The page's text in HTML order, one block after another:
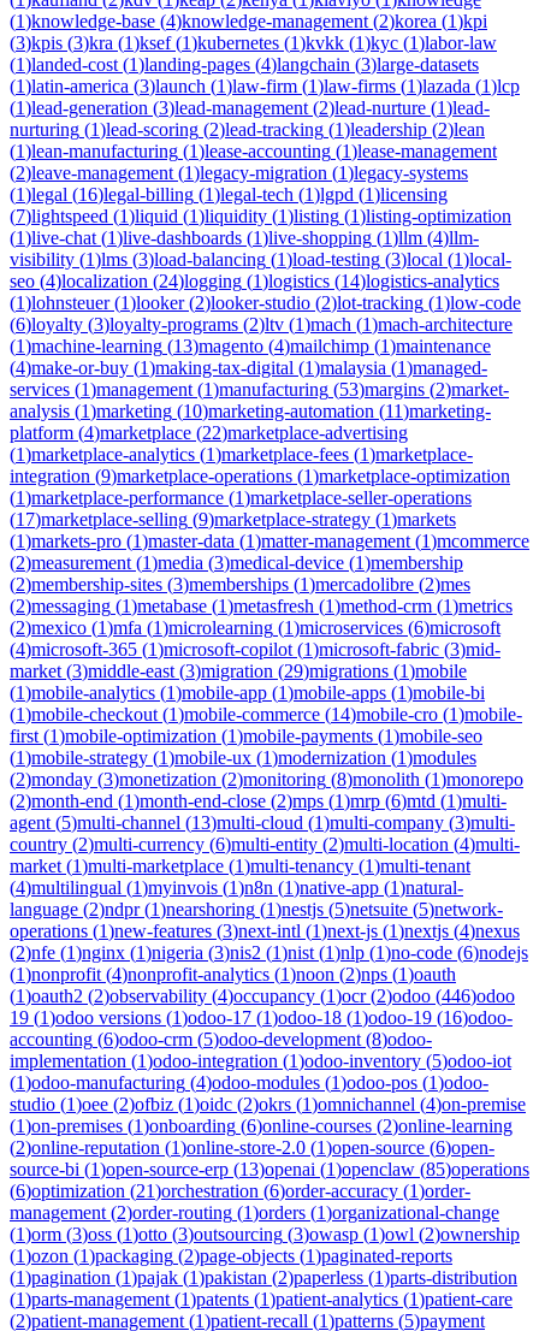
(1)knowledge-base (4)knowledge-management (2)korea (1)kpi
(3)kpis (3)kra (1)ksef(1)kubernetes (1)kvkk (1)kyc (1)labor-law
(1)landed-cost (1)landing-pages (4)langchain (3)large-datasets
(1)latin-america (3)launch (1)law-firm (1)law-firms (1)lazada (1)lcp
(1)lead-generation (3)lead-management (2)lead-nurture (1)lead-
nurturing (1)lead-scoring (2)lead-tracking (1)leadership (2)lean
(1)lean-manufacturing (1)lease-accounting (1)lease-management
(2)leave-management (1)legacy-migration (1)legacy-systems
(1)legal (16)legal-billing (1)legal-tech (1)lgpd (1)licensing
(7)lightspeed (1)liquid (1)liquidity (1)listing (1)listing-optimization
(1)live-chat (1)live-dashboards (1)live-shopping (1)llm (4)llm-
visibility (1)lms (3)load-balancing (1)load-testing (3)local (1)local-
seo (4)localization (24)logging (1)logistics (14)logistics-analytics
(1)lohnsteuer(1)looker(2)looker-studio (2)lot-tracking (1)low-code
(6)loyalty (3)loyalty-programs (2)ltv (1)mach (1)mach-architecture
(1)machine-learning (13)magento (4)mailchimp (1)maintenance
(4)make-or-buy (1)making-tax-digital (1)malaysia (1)managed-
services (1)management (1)manufacturing (53)margins (2)market-
analysis (1)marketing (10)marketing-automation (11)marketing-
platform (4)marketplace (22)marketplace-advertising
(1)marketplace-analytics (1)marketplace-fees (1)marketplace-
integration (9)marketplace-operations (1)marketplace-optimization
(1)marketplace-performance (1)marketplace-seller-operations
(17)marketplace-selling (9)marketplace-strategy (1)markets
(1)markets-pro (1)master-data (1)matter-management (1)mcommerce
(2)measurement (1)media (3)medical-device (1)membership
(2)membership-sites (3)memberships (1)mercadolibre (2)mes
(2)messaging (1)metabase (1)metasfresh (1)method-crm (1)metrics
(2)mexico (1)mfa (1)microlearning (1)microservices (6)microsoft
(4)microsoft-365 (1)microsoft-copilot (1)microsoft-fabric (3)mid-
market (3)middle-east (3)migration (29)migrations (1)mobile
(1)mobile-analytics (1)mobile-app (1)mobile-apps (1)mobile-bi
(1)mobile-checkout (1)mobile-commerce (14)mobile-cro (1)mobile-
first (1)mobile-optimization (1)mobile-payments (1)mobile-seo
(1)mobile-strategy (1)mobile-ux (1)modernization (1)modules
(2)monday (3)monetization (2)monitoring (8)monolith (1)monorepo
(2)month-end (1)month-end-close (2)mps (1)mrp (6)mtd (1)multi-
agent (5)multi-channel (13)multi-cloud (1)multi-company (3)multi-
country (2)multi-currency (6)multi-entity (2)multi-location (4)multi-
market (1)multi-marketplace (1)multi-tenancy (1)multi-tenant
(4)multilingual (1)myinvois (1)n8n (1)native-app (1)natural-
language (2)ndpr(1)nearshoring (1)nestjs (5)netsuite (5)network-
operations (1)new-features (3)next-intl (1)next-js (1)nextjs (4)nexus
(2)nfe (1)nginx (1)nigeria (3)nis2 (1)nist (1)nlp (1)no-code (6)nodejs
(1)nonprofit (4)nonprofit-analytics (1)noon (2)nps (1)oauth
(1)oauth2 (2)observability (4)occupancy (1)ocr(2)odoo (446)odoo
19 (1)odoo versions (1)odoo-17 (1)odoo-18 (1)odoo-19 (16)odoo-
accounting (6)odoo-crm (5)odoo-development (8)odoo-
implementation (1)odoo-integration (1)odoo-inventory (5)odoo-iot
(1)odoo-manufacturing (4)odoo-modules (1)odoo-pos (1)odoo-
studio (1)oee (2)ofbiz (1)oidc (2)okrs (1)omnichannel (4)on-premise
(1)on-premises (1)onboarding (6)online-courses (2)online-learning
(2)online-reputation (1)online-store-2.0 (1)open-source (6)open-
source-bi (1)open-source-erp (13)openai (1)openclaw (85)operations
(6)optimization (21)orchestration (6)order-accuracy (1)order-
management (2)order-routing (1)orders (1)organizational-change
(1)orm (3)oss (1)otto (3)outsourcing (3)owasp (1)owl (2)ownership
(1)ozon (1)packaging (2)page-objects (1)paginated-reports
(1)pagination (1)pajak (1)pakistan (2)paperless (1)parts-distribution
(1)parts-management (1)patents (1)patient-analytics (1)patient-care
(2)patient-management (1)patient-recall (1)patterns (5)payment